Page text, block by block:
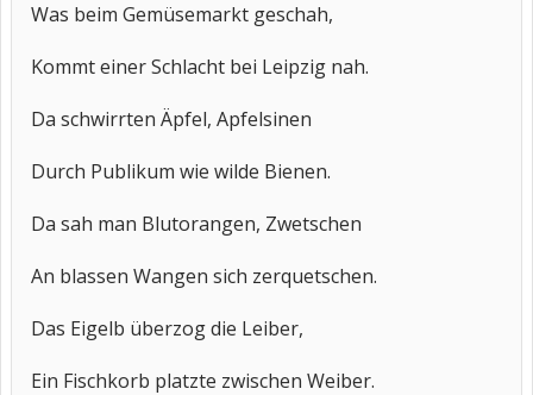
Was beim Gemüsemarkt geschah,
Kommt einer Schlacht bei Leipzig nah.
Da schwirrten Äpfel, Apfelsinen
Durch Publikum wie wilde Bienen.
Da sah man Blutorangen, Zwetschen
An blassen Wangen sich zerquetschen.
Das Eigelb überzog die Leiber,
Ein Fischkorb platzte zwischen Weiber.